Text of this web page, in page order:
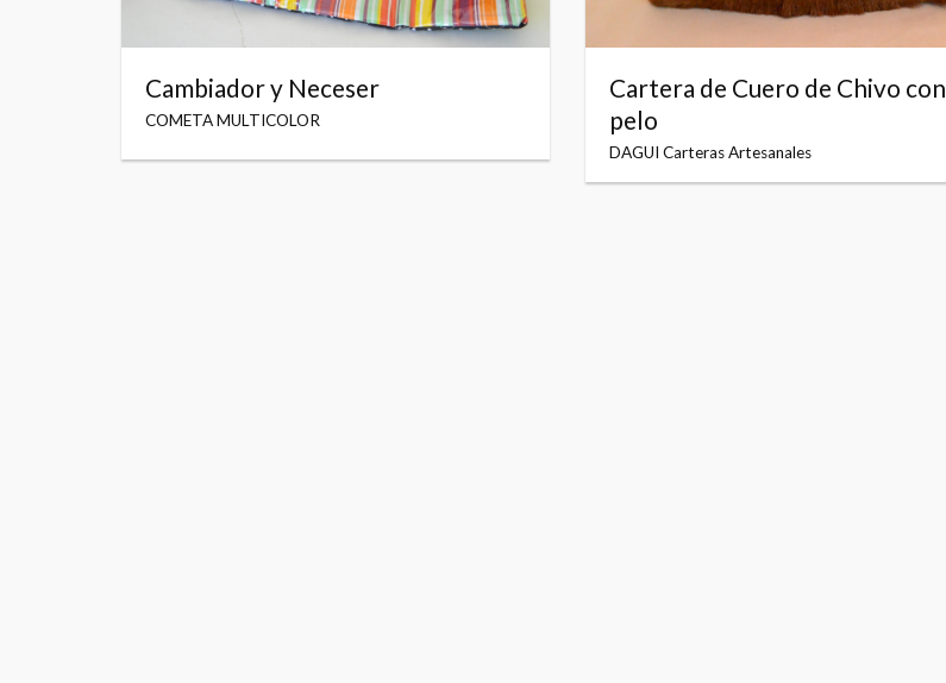
Cambiador y Neceser
COMETA MULTICOLOR
Cartera de Cuero de Chivo con
pelo
DAGUI Carteras Artesanales